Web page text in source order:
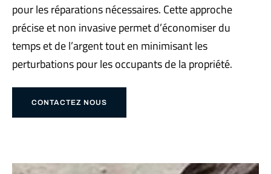
pour les réparations nécessaires. Cette approche
précise et non invasive permet d’économiser du
temps et de l’argent tout en minimisant les
perturbations pour les occupants de la propriété.
CONTACTEZ NOUS